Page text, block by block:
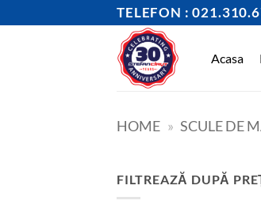
to
TELEFON :
Acasa
HOME » SCULE DE
FILTREAZĂ DUPĂ